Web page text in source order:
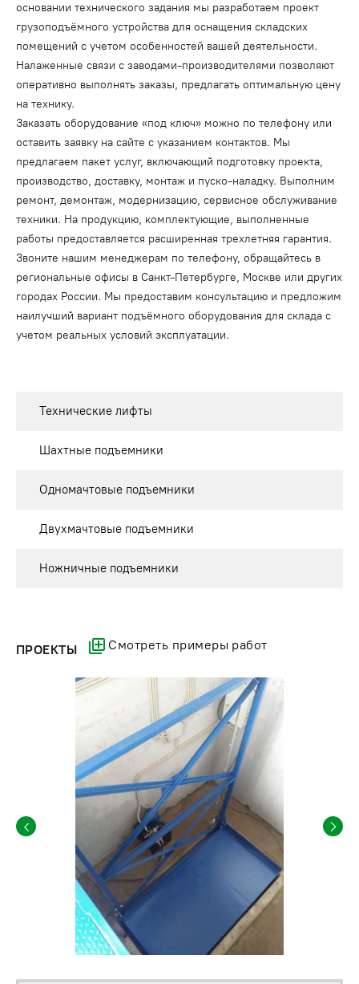
основании технического задания мы разработаем проект
грузоподъёмного устройства для оснащения складских
помещений с учетом особенностей вашей деятельности.
Налаженные связи с заводами-производителями позволяют
оперативно выполнять заказы, предлагать оптимальную цену
на технику.
Заказать оборудование «под ключ» можно по телефону или
оставить заявку на сайте с указанием контактов. Мы
предлагаем пакет услуг, включающий подготовку проекта,
производство, доставку, монтаж и пуско-наладку. Выполним
ремонт, демонтаж, модернизацию, сервисное обслуживание
техники. На продукцию, комплектующие, выполненные
работы предоставляется расширенная трехлетняя гарантия.
Звоните нашим менеджерам по телефону, обращайтесь в
региональные офисы в Санкт-Петербурге, Москве или других
городах России. Мы предоставим консультацию и предложим
наилучший вариант подъёмного оборудования для склада с
учетом реальных условий эксплуатации.
Технические лифты
Шахтные подъемники
Одномачтовые подъемники
Двухмачтовые подъемники
Ножничные подъемники
ПРОЕКТЫ Смотреть примеры работ